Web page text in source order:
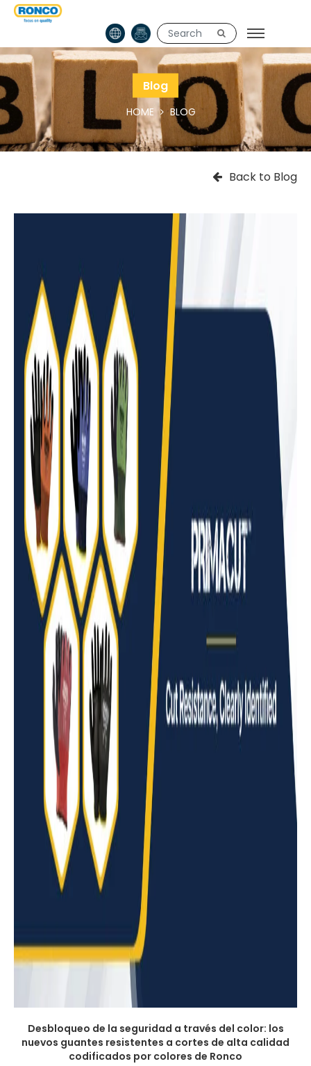
Blog
HOME BLOG
Back to Blog
Desbloqueo de la seguridad a través del color: los
nuevos guantes resistentes a cortes de alta calidad
codificados por colores de Ronco